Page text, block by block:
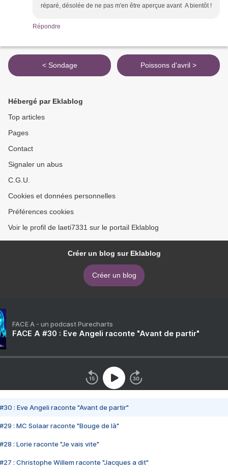
réparé, désolée de ne pas m'en être aperçue avant A bientôt !
Répondre
< Sondage Poissons d'avril >
Hébergé par Eklablog
Top articles
Pages
Contact
Signaler un abus
C.G.U.
Cookies et données personnelles
Préférences cookies
Voir le profil de laeti7331 sur le portail Eklablog
Créer un blog sur Eklablog
Créer un blog
FACE A - un podcast Purecharts
FACE A #30 : Eve Angeli raconte "Avant de partir"
#30 : Eve Angeli raconte "Avant de partir"
#29 : MC Solaar raconte "Bouge de là"
#28 : Lorie raconte "Je vais vite"
#27 : Christophe Willem raconte "Jacques a dit"